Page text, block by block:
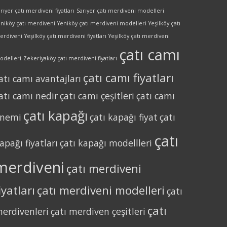
çatı merdiveni fiyatları Sarıyer çatı merdiveni modelleri
çatı merdiveni Yeniköy çatı merdiveni modelleri Yeşilköy çatı
Yeşilköy çatı merdiveni fiyatları Yeşilköy çatı merdiveni
Zekeriyaköy çatı merdiveni fiyatları çatı camı
camı avantajları çatı camı fiyatları
camı nedirçatı camı çeşitleri çatı camı
çatı kapağı çatı kapağı fiyat çatı
fiyatları çatı kapağı modellleri çatı
çatı merdiveni
çatı merdiveni modelleri çatı
çatı merdiven çeşitleri çatı